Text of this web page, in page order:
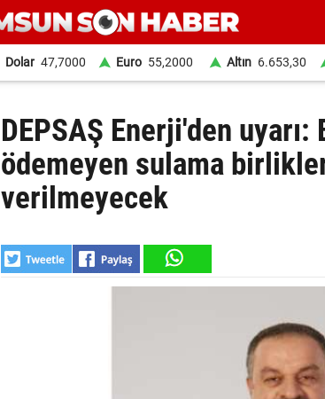
Dolar 47,7000 Euro 55,2000 Altın 6.653,30
DEPSAŞ Enerji'den uyarı:
ödemeyen sulama
verilmeyecek